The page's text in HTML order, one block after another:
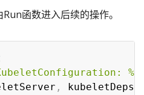
函数进入后续的操作。
, kubeletDeps